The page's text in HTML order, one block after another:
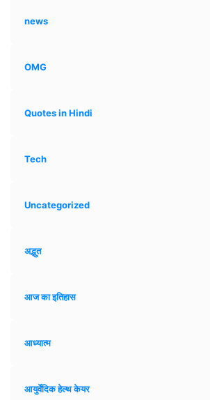
news
OMG
Quotes in Hindi
Tech
Uncategorized
अद्भुत
आज का इतिहास
आध्यात्म
आयुर्वेदिक हेल्थ केयर